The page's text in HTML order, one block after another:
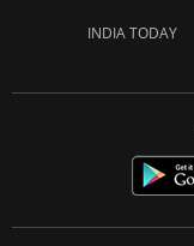
INDIA TODAY